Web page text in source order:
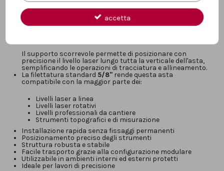
Piattelli di appoggio per pavimento e soffitto inclusi
L'asta è dotata di una pratica regolazione telescopica che
consente di adattare rapidamente l'altezza alle esigenze
Il supporto scorrevole permette di posizionare con
precisione il livello laser lungo tutta la verticale dell'asta,
semplificando le operazioni di tracciatura e allineamento.
La filettatura standard 5/8" rende questa asta
compatibile con la maggior parte dei:
Livelli laser a linea
Livelli laser rotativi
Livelli professionali da cantiere
Strumenti topografici e di misurazione
Installazione rapida senza fissaggi permanenti
Posizionamento preciso degli strumenti
Struttura robusta e stabile
Facile trasporto grazie alla configurazione modulare
Utilizzabile in ambienti interni ed esterni protetti
Ideale per lavori di precisione
accetta